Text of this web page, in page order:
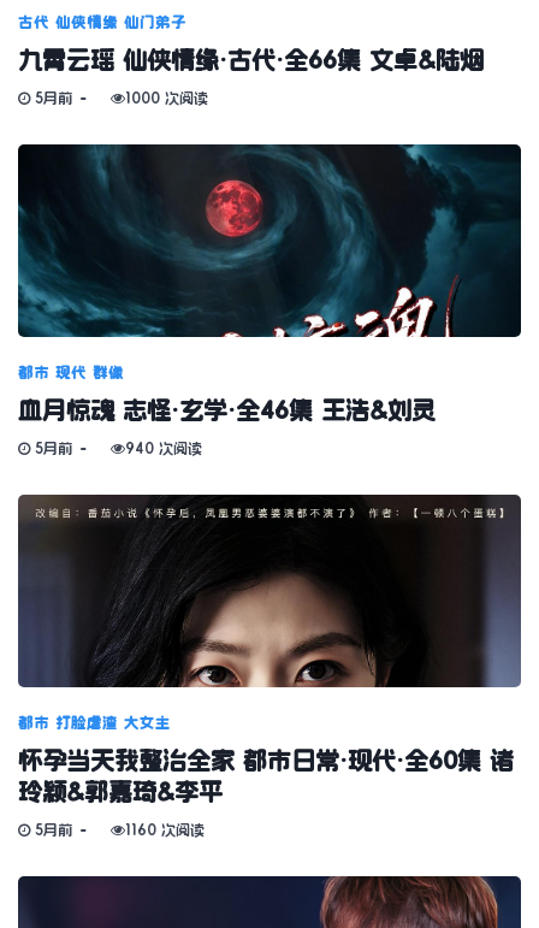
古代 仙侠情缘 仙门弟子
九霄云瑶 仙侠情缘·古代·全66集 文卓&陆烟
5月前 1000 次阅读
都市 现代 群像
血月惊魂 志怪·玄学·全46集 王浩&刘灵
5月前 940 次阅读
都市 打脸虐渣 大女主
怀孕当天我整治全家 都市日常·现代·全60集 诸
玲颖&郭嘉琦&李平
5月前 1160 次阅读